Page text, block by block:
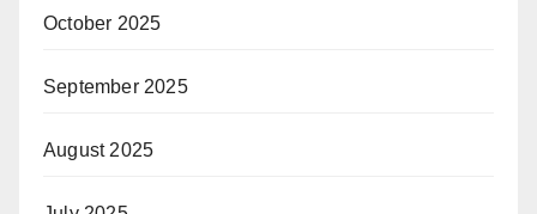
October 2025
September 2025
August 2025